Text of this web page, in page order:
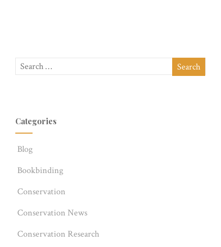
Categories
Blog
Bookbinding
Conservation
Conservation News
Conservation Research